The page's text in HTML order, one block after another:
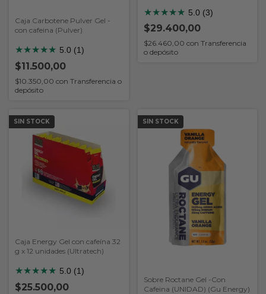
Caja Carbotene Pulver Gel -
con cafeina (Pulver)
★★★★★ 5.0 (1)
$11.500,00
$10.350,00 con Transferencia o
depósito
★★★★★ 5.0 (3)
$29.400,00
$26.460,00 con Transferencia
o depósito
SIN STOCK
Caja Energy Gel con cafeína 32
g x 12 unidades (Ultratech)
★★★★★ 5.0 (1)
$25.500,00
SIN STOCK
Sobre Roctane Gel -Con
Cafeina (UNIDAD) (Gu Energy)